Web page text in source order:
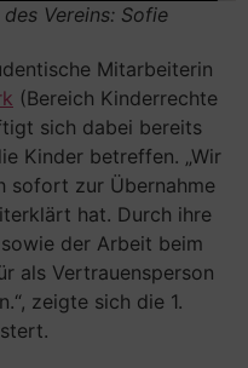
Vereins: Sofie
Mitarbeiterin
(Bereich Kinderrechte
sich dabei bereits
Kinder betreffen. „Wir
sofort zur Übernahme
hat. Durch ihre
der Arbeit beim
als Vertrauensperson
zeigte sich die 1.